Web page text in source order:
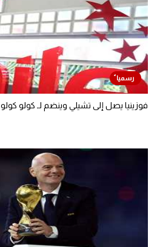
فوزينيا يصل إلى تشيلي وينضم لـ كولو كولو